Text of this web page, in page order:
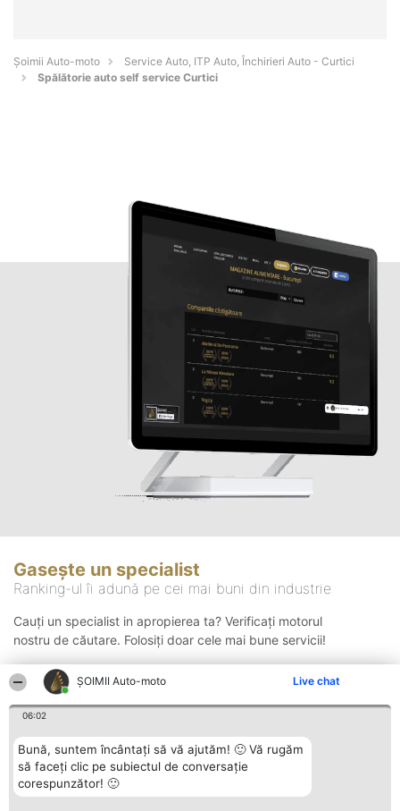
ȘOIMII Auto-moto Live chat
06:02
Bună, suntem încântați să vă ajutăm! 🙂 Vă rugăm
să faceți clic pe subiectul de conversație
corespunzător! 🙂
Șoimii Auto-moto
Service Auto, ITP Auto, Închirieri Auto - Curtici
Spălătorie auto self service Curtici
Gasește un specialist
Ranking-ul îi adună pe cei mai buni din industrie
Cauți un specialist in apropierea ta? Verificați motorul
nostru de căutare. Folosiți doar cele mai bune servicii!